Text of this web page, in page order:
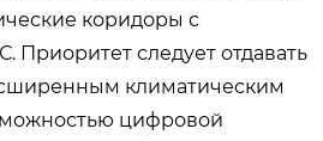
коридоры с
Приоритет следует отдавать
климатическим
цифровой